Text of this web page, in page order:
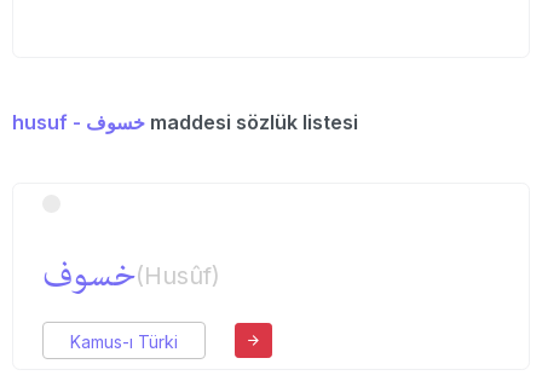
husuf - خسوف maddesi sözlük listesi
خسوف(Husûf)
Kamus-ı Türki